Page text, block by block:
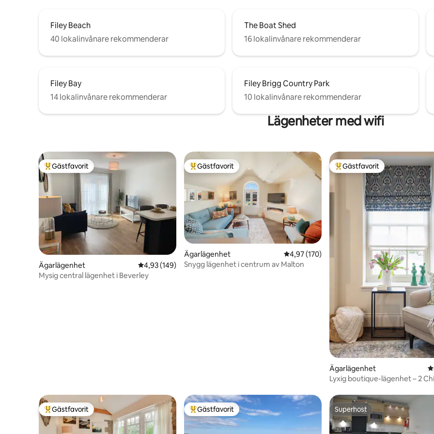
Filey Beach
40 lokalinvånare rekommenderar
The Boat Shed
16 lokalinvånare rekommenderar
Filey Bay
14 lokalinvånare rekommenderar
Filey Brigg Country Park
10 lokalinvånare rekommenderar
Lägenheter med wifi
Populär gästfavorit
Gästfavorit
Ägarlägenhet 4,93 av 5 i genomsnittligt betyg, 149 omdömen
4,93 (149)
Mysig central lägenhet i Beverley
Populär gästfavorit
Gästfavorit
Ägarlägenhet 4,97 av 5 i genomsnittligt betyg, 170
4,97 (170)
Snygg lägenhet i centrum av Malton
Populär gästfavorit
Gästfavorit
Ägarlägenhet
Lyxig boutique-lägenhet – 2
Populär gästfavorit
Gästfavorit Populär gästfavorit
Gästfavorit Superhost
Superhost